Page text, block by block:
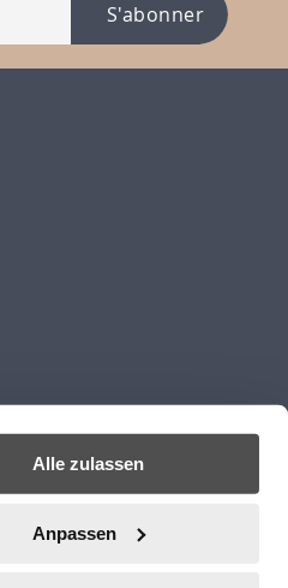
Alle zulassen
Anpassen
S'abonner